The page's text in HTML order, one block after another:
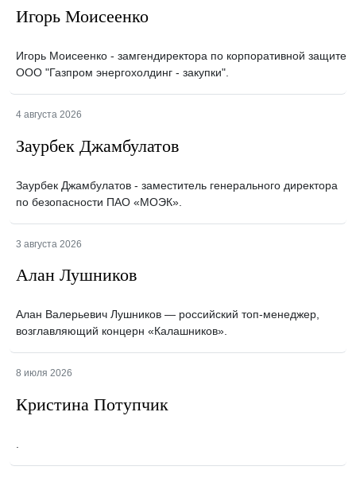
Игорь Моисеенко
Игорь Моисеенко - замгендиректора по корпоративной защите
ООО "Газпром энергохолдинг - закупки".
4 августа 2026
Заурбек Джамбулатов
Заурбек Джамбулатов - заместитель генерального директора
по безопасности ПАО «МОЭК».
3 августа 2026
Алан Лушников
Алан Валерьевич Лушников — российский топ-менеджер,
возглавляющий концерн «Калашников».
8 июля 2026
Кристина Потупчик